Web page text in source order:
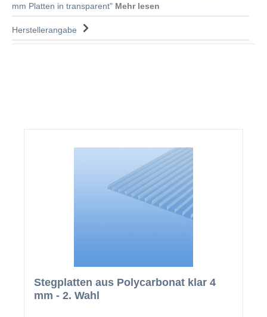
mm Platten in transparent" Mehr lesen
Herstellerangabe
Stegplatten aus Polycarbonat klar 4
mm - 2. Wahl